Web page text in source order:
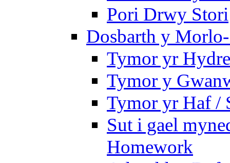
Pori Drwy Stori
Dosbarth y
Tymor yr
Tymor y
Tymor yr Haf /
Sut i gael
Homework